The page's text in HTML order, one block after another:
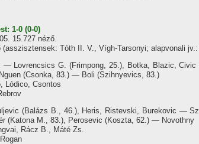
1-0 (0-0)
15.727 néző.
(asszisztensek: Tóth II. V., Vígh-Tarsonyi; alapvonali
— Lovrencsics G. (Frimpong, 25.), Botka, Blazic,
(Csonka, 83.) — Boli (Szihnyevics, 83.)
Lódico, Csontos
(Balázs B., 46.), Heris, Ristevski, Burekovic —
(Katona M., 83.), Perosevic (Koszta, 62.) — Novothny
Rácz B., Máté Zs.